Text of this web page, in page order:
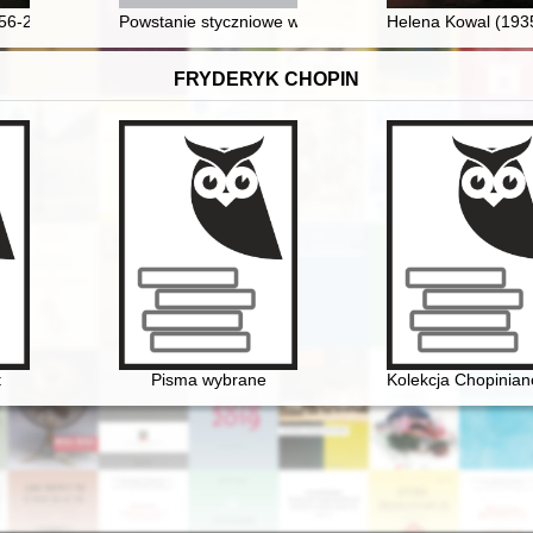
najnowszych badań
2022) Powstanie styczniowe w powiatach sieradzkim i
Helena Kowal
FRYDERYK CHOPIN
aspekt historii recepcjiPisma wybrane Kolekcja